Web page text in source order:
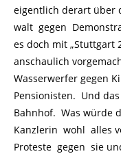
eigentlich derart über
walt gegen
es doch mit „Stuttgart
anschaulich
Wasserwerfer gegen
Pensionisten. Und
Bahnhof. Was würde
Kanzlerin wohl alles
Proteste gegen sie